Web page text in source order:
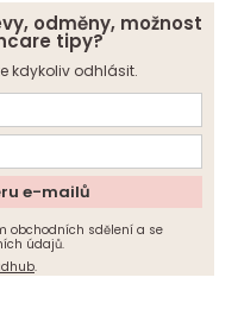
odměny, možnost
tipy?
kdykoliv odhlásit.
e-mailů
obchodních sdělení a se
údajů.
.